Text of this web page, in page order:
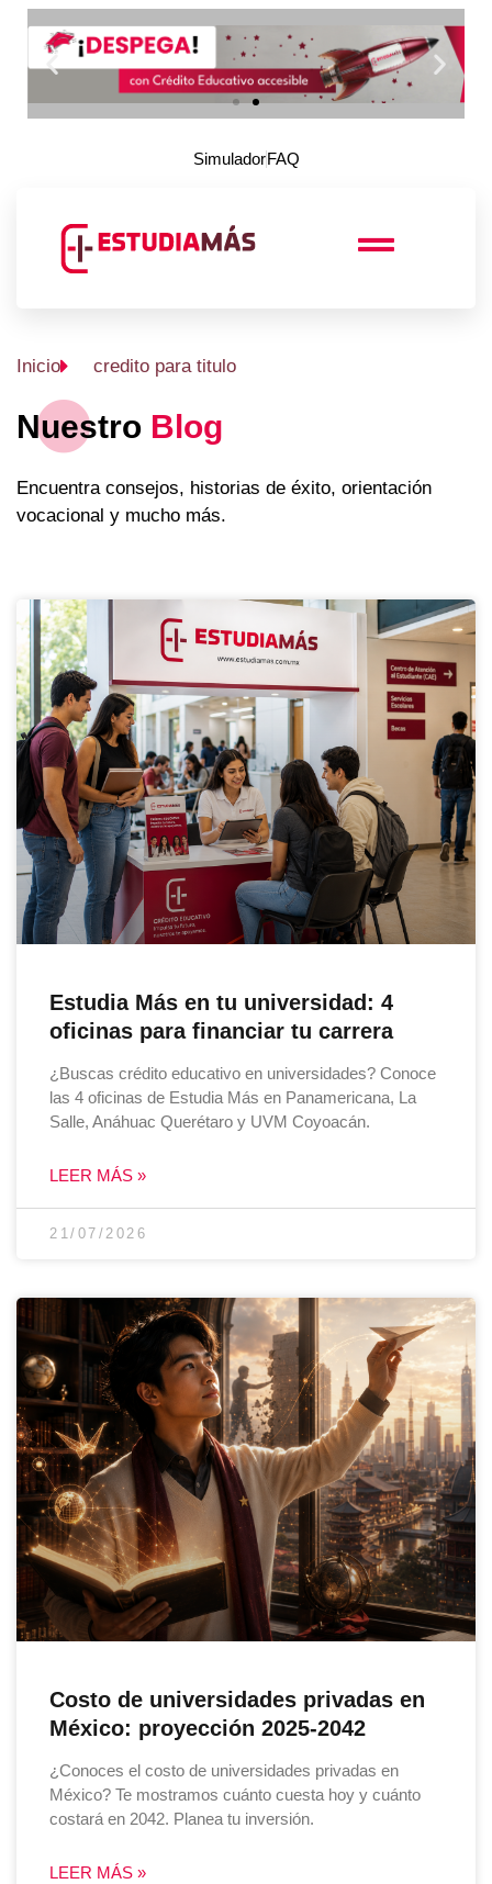
SimuladorFAQ
Inicio credito para titulo
Nuestro Blog
Encuentra consejos, historias de éxito, orientación
vocacional y mucho más.
Estudia Más en tu universidad: 4
oficinas para financiar tu carrera
¿Buscas crédito educativo en universidades? Conoce
las 4 oficinas de Estudia Más en Panamericana, La
Salle, Anáhuac Querétaro y UVM Coyoacán.
LEER MÁS »
21/07/2026
Costo de universidades privadas en
México: proyección 2025-2042
¿Conoces el costo de universidades privadas en
México? Te mostramos cuánto cuesta hoy y cuánto
costará en 2042. Planea tu inversión.
LEER MÁS »